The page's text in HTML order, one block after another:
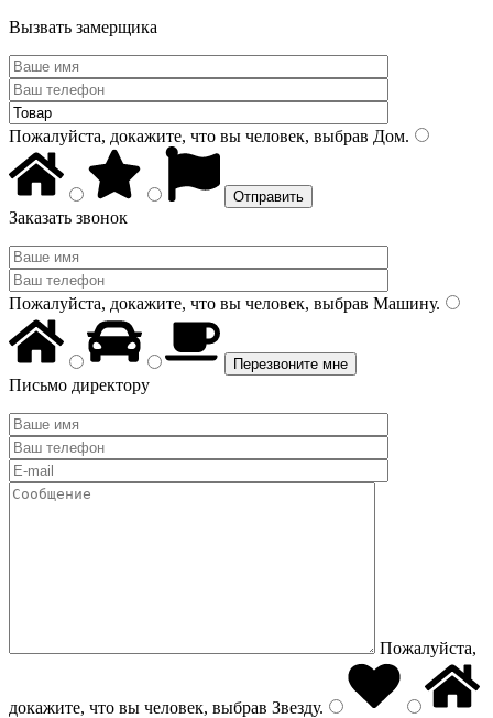
Вызвать замерщика
Пожалуйста, докажите, что вы человек, выбрав Дом.
Заказать звонок
Пожалуйста, докажите, что вы человек, выбрав Машину.
Письмо директору
Пожалуйста,
докажите, что вы человек, выбрав Звезду.